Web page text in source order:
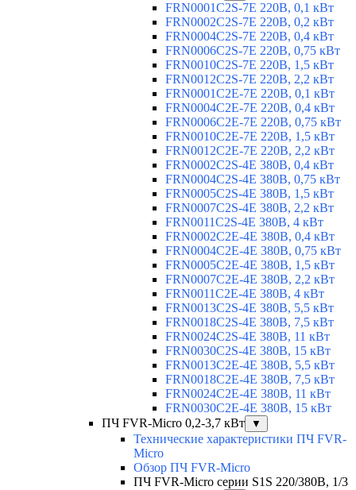
FRN0001C2S-7E 220В, 0,1 кВт
FRN0002C2S-7E 220В, 0,2 кВт
FRN0004C2S-7E 220В, 0,4 кВт
FRN0006C2S-7E 220В, 0,75 кВт
FRN0010C2S-7E 220В, 1,5 кВт
FRN0012C2S-7E 220В, 2,2 кВт
FRN0001C2E-7E 220В, 0,1 кВт
FRN0004C2E-7E 220В, 0,4 кВт
FRN0006C2E-7E 220В, 0,75 кВт
FRN0010C2E-7E 220В, 1,5 кВт
FRN0012C2E-7E 220В, 2,2 кВт
FRN0002C2S-4E 380В, 0,4 кВт
FRN0004C2S-4E 380В, 0,75 кВт
FRN0005C2S-4E 380В, 1,5 кВт
FRN0007C2S-4E 380В, 2,2 кВт
FRN0011C2S-4E 380В, 4 кВт
FRN0002C2E-4E 380В, 0,4 кВт
FRN0004C2E-4E 380В, 0,75 кВт
FRN0005C2E-4E 380В, 1,5 кВт
FRN0007C2E-4E 380В, 2,2 кВт
FRN0011C2E-4E 380В, 4 кВт
FRN0013C2S-4E 380В, 5,5 кВт
FRN0018C2S-4E 380В, 7,5 кВт
FRN0024C2S-4E 380В, 11 кВт
FRN0030C2S-4E 380В, 15 кВт
FRN0013C2E-4E 380В, 5,5 кВт
FRN0018C2E-4E 380В, 7,5 кВт
FRN0024C2E-4E 380В, 11 кВт
FRN0030C2E-4E 380В, 15 кВт
ПЧ FVR-Micro 0,2-3,7 кВт
▼
Технические характеристики ПЧ FVR-
Micro
Обзор ПЧ FVR-Micro
ПЧ FVR-Micro серии S1S 220/380В, 1/3